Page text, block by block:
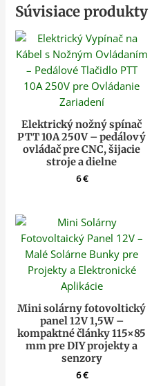
Súvisiace produkty
Elektrický nožný spínač
PTT 10A 250V – pedálový
ovládač pre CNC, šijacie
stroje a dielne
6€
Mini solárny fotovoltický
panel 12V 1,5W –
kompaktné články 115×85
mm pre DIY projekty a
senzory
6€